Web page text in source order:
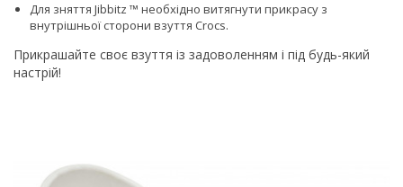
Для зняття Jibbitz ™ необхідно витягнути прикрасу з
внутрішньої сторони взуття Сrocs.
Прикрашайте своє взуття із задоволенням і під будь-який
настрій!